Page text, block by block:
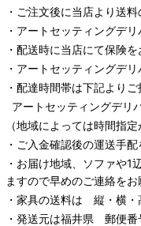
・ご注文後に当店より送
・ アートセッティングデリ
・配送時に当店にて保険
・ アートセッティングデリ
・配達時間帯は下記よりご
アートセッティングデリ
（地域によっては時間指
・ご入金確認後の運送手
・お届け地域、ソファや
ますので早めのご連絡をお
・家具の送料は 縦・横・
・発送元は福井県 郵便